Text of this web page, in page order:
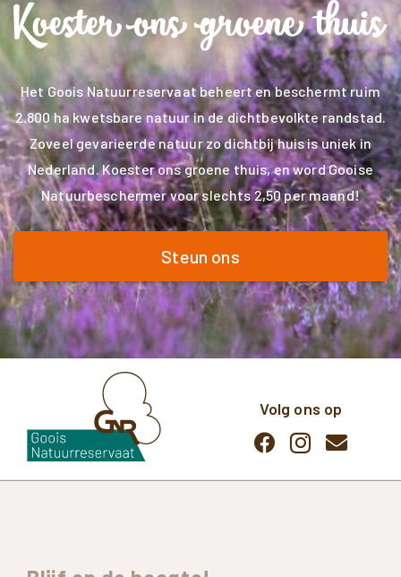
Het Goois Natuurreservaat beheert en beschermt ruim
2.800 ha kwetsbare natuur in de dichtbevolkte randstad.
Zoveel gevarieerde natuur zo dichtbij huis is uniek in
Nederland. Koester ons groene thuis, en word Gooise
Natuurbeschermer voor slechts 2,50 per maand!
Steun ons
Volg ons op